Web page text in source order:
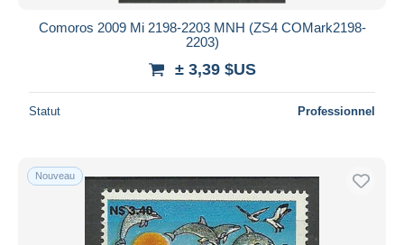
Comoros 2009 Mi 2198-2203 MNH (ZS4 COMark2198-
2203)
± 3,39 $US
Statut Professionnel
Nouveau